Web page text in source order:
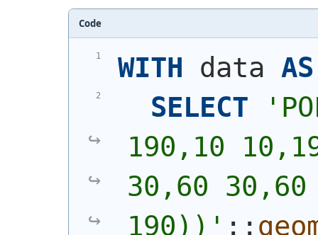
Code
WITH data AS
SELECT
'
190,10
30,60 30,60
190)) ' ::